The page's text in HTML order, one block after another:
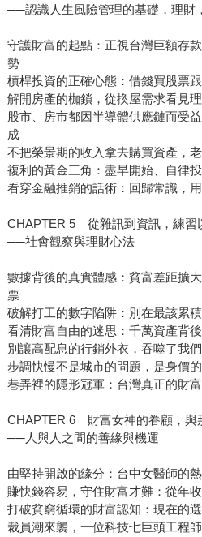
──認識人生風險管理的基礎，理財
守護財富的起點：正視台灣巨額存
勢
槓桿投資的正確心態：借錢買股票
解開房產的枷鎖，從換屋需求看見
股市、房市都因半導體供應鏈而受
成
不把榮景期的收入拿去購買資產，
複利的黃金三角：盡早開始、自律
看穿金融推銷的話術：回歸常識，
CHAPTER 5 從雜訊到資訊，練習
──社會觀察與理財心法
數據背後的真實體感：貧富差距擴
票
破解打工的數字陷阱：別在最該累
看清財富自由的迷思：千萬資產背
別讓高配息的行銷外衣，吞噬了我
步調快慢不是城市的問題，是身價
巷弄裡的隱形冠軍：台灣真正的財
CHAPTER 6 財富女神的眷顧，與
──人與人之間的善緣與機運
由堅持開啟的緣分：台中女醫師的
賺快錢容易，守住財富才難：從年
打破貧窮循環的財富認知：現在的
裁員潮來襲，一位科技七巨頭工程